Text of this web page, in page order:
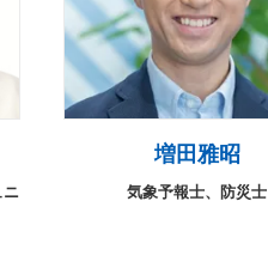
ニ
増田雅昭
気象予報士、防災士